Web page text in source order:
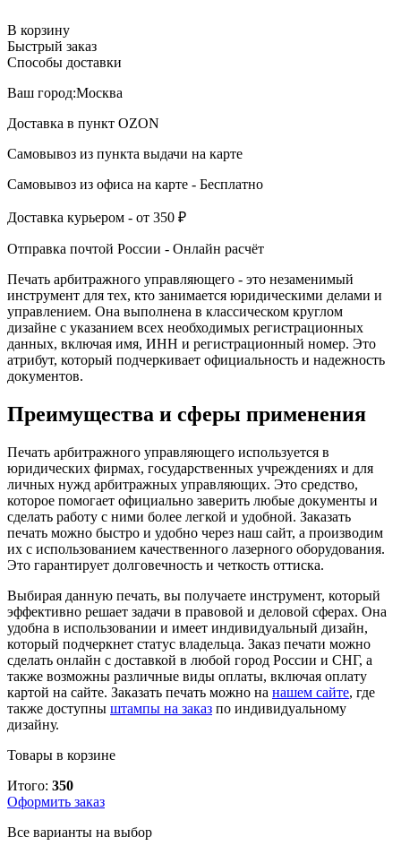
В корзину
Быстрый заказ
Способы доставки
Ваш город:Москва
Доставка в пункт OZON
Самовывоз из пункта выдачи на карте
Самовывоз из офиса на карте - Бесплатно
Доставка курьером - от 350 ₽
Отправка почтой России - Онлайн расчёт
Печать арбитражного управляющего - это незаменимый
инструмент для тех, кто занимается юридическими делами и
управлением. Она выполнена в классическом круглом
дизайне с указанием всех необходимых регистрационных
данных, включая имя, ИНН и регистрационный номер. Это
атрибут, который подчеркивает официальность и надежность
документов.
Преимущества и сферы применения
Печать арбитражного управляющего используется в
юридических фирмах, государственных учреждениях и для
личных нужд арбитражных управляющих. Это средство,
которое помогает официально заверить любые документы и
сделать работу с ними более легкой и удобной. Заказать
печать можно быстро и удобно через наш сайт, а производим
их с использованием качественного лазерного оборудования.
Это гарантирует долговечность и четкость оттиска.
Выбирая данную печать, вы получаете инструмент, который
эффективно решает задачи в правовой и деловой сферах. Она
удобна в использовании и имеет индивидуальный дизайн,
который подчеркнет статус владельца. Заказ печати можно
сделать онлайн с доставкой в любой город России и СНГ, а
также возможны различные виды оплаты, включая оплату
картой на сайте. Заказать печать можно на нашем сайте, где
также доступны штампы на заказ по индивидуальному
дизайну.
Товары в корзине
Итого: 350
Оформить заказ
Все варианты на выбор